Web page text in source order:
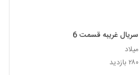
سریال غریبه قسمت 6
میلاد
۲۸۰ بازدید